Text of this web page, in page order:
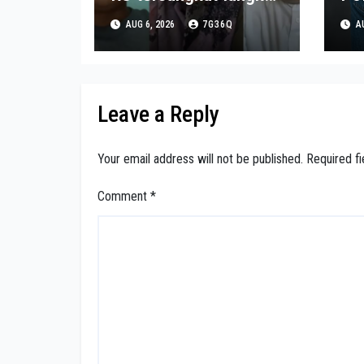
nyinyir sadis terhadap
pasien BPJS
AUG 6, 2026 7G36Q
Leave a Reply
Your email address will not be published. Required
Comment *